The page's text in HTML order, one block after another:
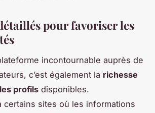
pour favoriser les
incontournable auprès de
c’est également la richesse
profils disponibles.
certains sites où les informations